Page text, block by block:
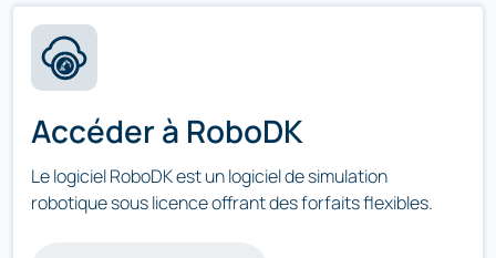
Accéder à RoboDK
Le logiciel RoboDK est un logiciel de simulation
robotique sous licence offrant des forfaits flexibles.